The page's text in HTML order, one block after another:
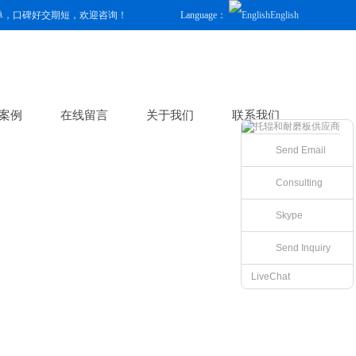
口碑好交期短，欢迎咨询！ Language： English
例 在线留言 关于我们 联系我们
Send Email
Consulting
Skype
Send Inquiry
LiveChat